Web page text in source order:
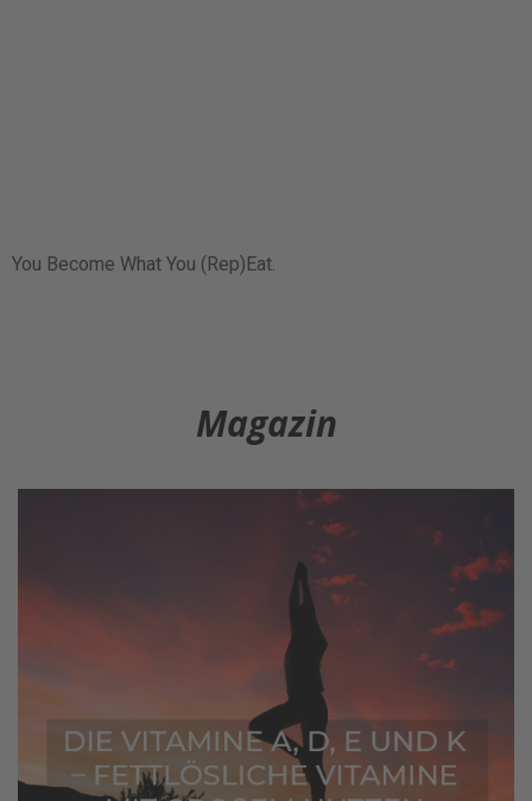
You Become What You (Rep)Eat.
Magazin